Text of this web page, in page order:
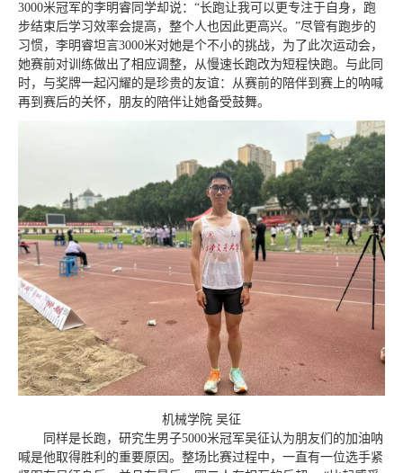
3000米冠军的李明睿同学却说：“长跑让我可以更专注于自身，跑
步结束后学习效率会提高，整个人也因此更高兴。”尽管有跑步的
习惯，李明睿坦言3000米对她是个不小的挑战，为了此次运动会，
她赛前对训练做出了相应调整，从慢速长跑改为短程快跑。与此同
时，与奖牌一起闪耀的是珍贵的友谊：从赛前的陪伴到赛上的呐喊
再到赛后的关怀，朋友的陪伴让她备受鼓舞。
机械学院 吴征
同样是长跑，研究生男子5000米冠军吴征认为朋友们的加油呐
喊是他取得胜利的重要原因。整场比赛过程中，一直有一位选手紧